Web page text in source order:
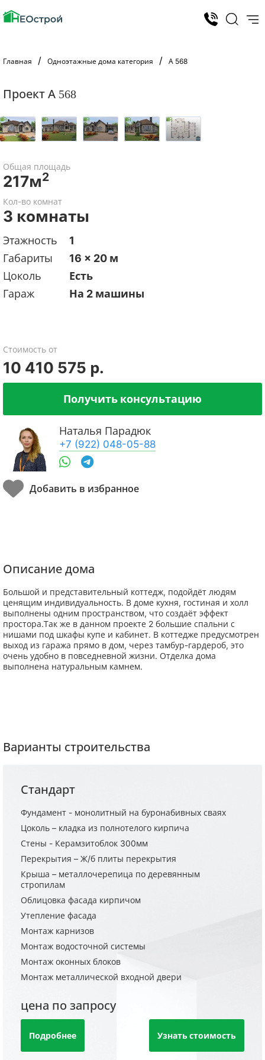
Главная Одноэтажные дома категория А 568
Проект А 568
Общая площадь
217м2
Кол-во комнат
3 комнаты
Этажность
1
Габариты
16 x 20 м
Цоколь
Есть
Гараж
На 2 машины
Стоимость от
10 410 575 р.
Получить консультацию
Наталья Парадюк
+7 (922) 048-05-88
Описание дома
Большой и представительный коттедж, подойдёт людям
ценящим индивидуальность. В доме кухня, гостиная и холл
выполнены одним пространством, что создаёт эффект
простора.Так же в данном проекте 2 большие спальни с
нишами под шкафы купе и кабинет. В коттедже предусмотрен
выход из гаража прямо в дом, через тамбур-гардероб, это
очень удобно в повседневной жизни. Отделка дома
выполнена натуральным камнем.
Варианты строительства
Стандарт
Фундамент - монолитный на буронабивных сваях
Цоколь – кладка из полнотелого кирпича
Стены - Керамзитоблок 300мм
Перекрытия – Ж/б плиты перекрытия
Крыша – металлочерепица по деревянным
стропилам
Облицовка фасада кирпичом
Утепление фасада
Монтаж карнизов
Монтаж водосточной системы
Монтаж оконных блоков
Монтаж металлической входной двери
цена по запросу
Подробнее Узнать стоимость